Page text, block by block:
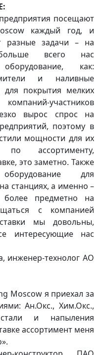
посещают
каждый год, и
разные задачи – на
всего нас
как:
и наливные
для покрытия мелких
участников
вырос спрос на
поэтому в
мощности для их
ассортименту,
это заметно. Также
для
станциях, а именно –
предметно на
с компанией
мы довольны,
интересующие нас
инженер-технолог АО
Moscow я приехал за
Ан.Окс., Хим.Окс.,
и напыления
ассортимент меня